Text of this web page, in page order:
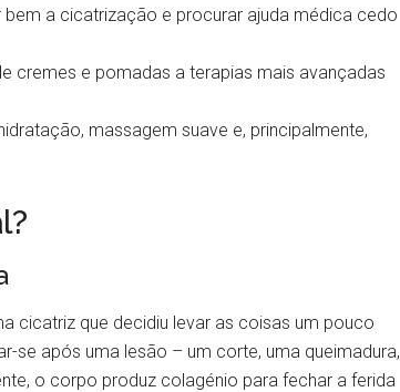
a cicatrização e procurar ajuda médica cedo
cremes e pomadas a terapias mais avançadas
massagem suave e, principalmente,
cicatriz que decidiu levar as coisas um pouco
se após uma lesão – um corte, uma queimadura,
o corpo produz colagénio para fechar a ferida